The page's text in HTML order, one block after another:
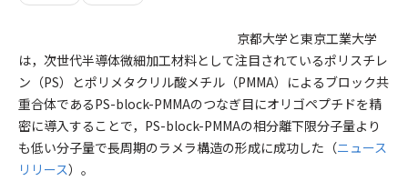
京都大学と東京工業大学
は，次世代半導体微細加工材料として注目されているポリスチレ
ン（PS）とポリメタクリル酸メチル（PMMA）によるブロック共
重合体であるPS-block-PMMAのつなぎ目にオリゴペプチドを精
密に導入することで，PS-block-PMMAの相分離下限分子量より
も低い分子量で長周期のラメラ構造の形成に成功した（ニュース
リリース）。